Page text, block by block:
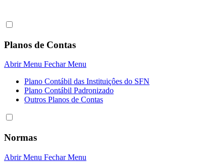
Planos de Contas
Abrir Menu Fechar Menu
Plano Contábil das Instituiçôes do SFN
Plano Contábil Padronizado
Outros Planos de Contas
Normas
Abrir Menu Fechar Menu